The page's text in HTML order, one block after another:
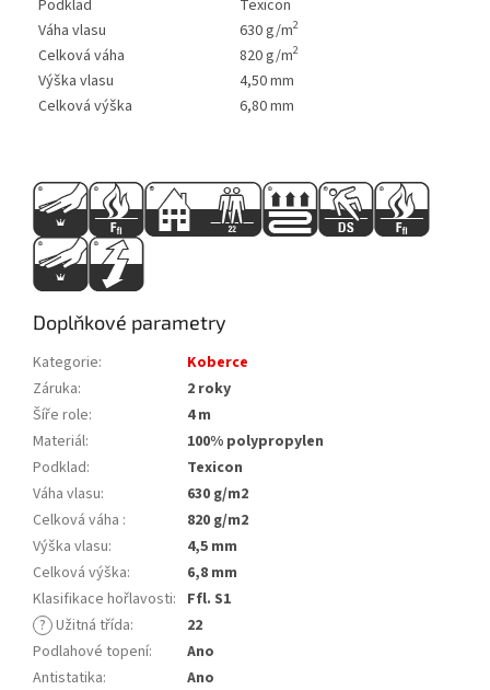
Podklad
Texicon
Váha vlasu
630 g/m2
Celková váha 820 g/m2
Výška vlasu
4,50 mm
Celková výška
6,80 mm
Doplňkové parametry
Kategorie:
Koberce
Záruka:
2 roky
Šíře role:
4 m
Materiál:
100% polypropylen
Podklad:
Texicon
Váha vlasu:
630 g/m2
Celková váha :
820 g/m2
Výška vlasu:
4,5 mm
Celková výška:
6,8 mm
Klasifikace hořlavosti: Ffl. S1
? Užitná třída:
22
Podlahové topení:
Ano
Antistatika:
Ano